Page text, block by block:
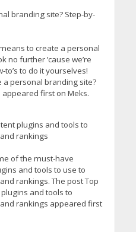
branding site? Step-by-
to create a personal
no further ’cause we’re
to’s to do it yourselves!
a personal branding site?
appeared first on Meks.
plugins and tools to
rankings
of the must-have
and tools to use to
rankings. The post Top
and tools to
rankings appeared first